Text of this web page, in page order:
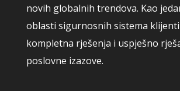
novih globalnih trendova. Kao
oblasti sigurnosnih sistema
kompletna rješenja i uspješno
poslovne izazove.